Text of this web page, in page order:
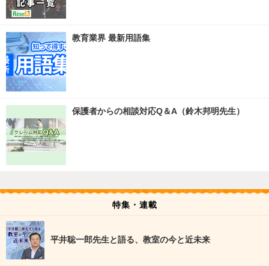
教育業界 最新用語集
保護者からの相談対応Q＆A（鈴木邦明先生）
特集・連載
平井聡一郎先生と語る、教室の今と近未来